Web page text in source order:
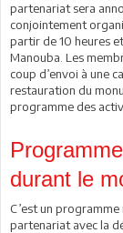
partenariat sera
conjointement
partir de 10 heures
Manouba. Les
coup d’envoi à une
restauration du
programme des
durant le
C’est un
partenariat avec la